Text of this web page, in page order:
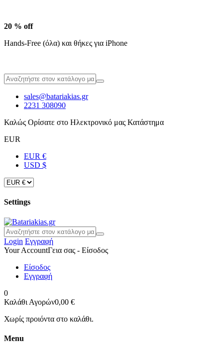
20 % off
Hands-Free (όλα) και θήκες για iPhone
sales@batariakias.gr
2231 308090
Καλώς Ορίσατε στο Ηλεκτρονικό μας Κατάστημα
EUR
EUR €
USD $
Settings
Login Εγγραφή
Your AccountΓεια σας - Είσοδος
Είσοδος
Εγγραφή
0
Καλάθι Αγορών0,00 €
Χωρίς προιόντα στο καλάθι.
Menu